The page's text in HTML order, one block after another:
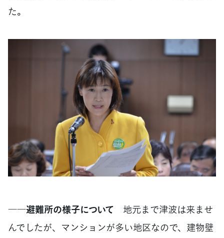
た。
――避難所の様子について 地元まで津波は来ませ
んでしたが、マンションが多い地区なので、建物壁